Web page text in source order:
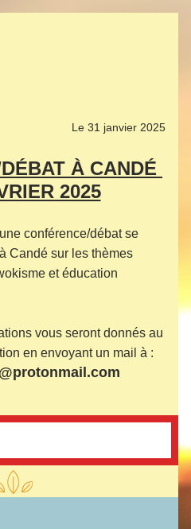
Le 31 janvier 2025
À CANDÉ
2025
conférence/débat se
Candé sur les thèmes
et éducation
vous seront donnés au
en envoyant un mail à :